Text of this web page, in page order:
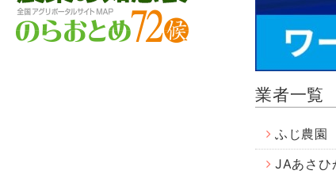
業者一覧
ふじ農園
JAあさひ